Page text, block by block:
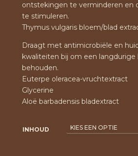
ontstekingen te verminderen en
te stimuleren.
Thymus vulgaris bloem/blad
Draagt met antimicrobiële en
kwaliteiten bij om een langdurige
behouden.
Euterpe oleracea-vruchtextract
Glycerine
Aloë barbadensis bladextract
INHOUD